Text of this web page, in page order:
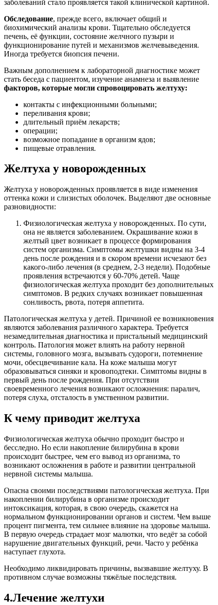
заболеваний стало проявляется такой клинической картиной.
Обследование, прежде всего, включает общий и
биохимический анализы крови. Тщательно обследуется
печень, её функции, состояние желчного пузыри и
функционирование путей и механизмов желчевыведения.
Иногда требуется биопсия печени.
Важным дополнением к лабораторной диагностике может
стать беседа с пациентом, изучение анамнеза и выявление
факторов, которые могли спровоцировать желтуху:
контакты с инфекционными больными;
переливания крови;
длительный приём лекарств;
операции;
возможное попадание в организм ядов;
пищевые отравления.
Желтуха у новорожденных
Желтуха у новорожденных проявляется в виде изменения
оттенка кожи и слизистых оболочек. Выделяют две основные
разновидности:
Физиологическая желтуха у новорожденных. По сути,
она не является заболеванием. Окрашивание кожи в
желтый цвет возникает в процессе формирования
систем организма. Симптомы желтушки видны на 3-4
день после рождения и в скором времени исчезают без
какого-либо лечения (в среднем, 2-3 недели). Подобные
проявления встречаются у 60-70% детей. Чаще
физиологическая желтуха проходит без дополнительных
симптомов. В редких случаях возникает повышенная
сонливость, рвота, потеря аппетита.
Патологическая желтуха у детей. Причиной ее возникновения
являются заболевания различного характера. Требуется
незамедлительная диагностика и пристальный медицинский
контроль. Патология может влиять на работу нервной
системы, головного мозга, вызывать судороги, потемнение
мочи, обесцвечивание кала. На коже малыша могут
образовываться синяки и кровоподтеки. Симптомы видны в
первый день после рождения. При отсутствии
своевременного лечения возникают осложнения: паралич,
потеря слуха, отсталость в умственном развитии.
К чему приводит желтуха
Физиологическая желтуха обычно проходит быстро и
бесследно. Но если накопление билирубина в крови
происходит быстрее, чем его вывод из организма, то
возникают осложнения в работе и развитии центральной
нервной системы малыша.
Опасна своими последствиями патологическая желтуха. При
накоплении билирубина в организме происходит
интоксикация, которая, в свою очередь, скажется на
нормальном функционировании органов и систем. Чем выше
процент пигмента, тем сильнее влияние на здоровье малыша.
В первую очередь страдает мозг малютки, что ведёт за собой
нарушение двигательных функций, речи. Часто у ребёнка
наступает глухота.
Необходимо ликвидировать причины, вызвавшие желтуху. В
противном случае возможны тяжёлые последствия.
4.Лечение желтухи